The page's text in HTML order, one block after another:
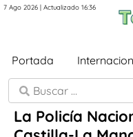
7 Ago 2026 | Actualizado 16:36
Portada
La Policía